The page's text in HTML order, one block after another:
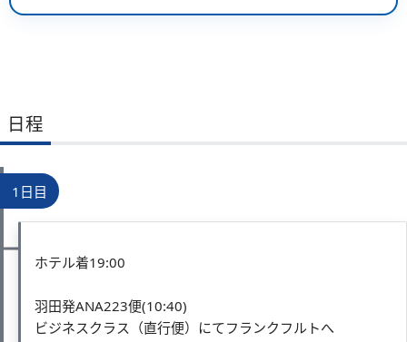
日程
1日目
ホテル着19:00
羽田発ANA223便(10:40)
ビジネスクラス（直行便）にてフランクフルトへ